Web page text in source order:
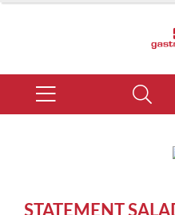
of
STATEMENT